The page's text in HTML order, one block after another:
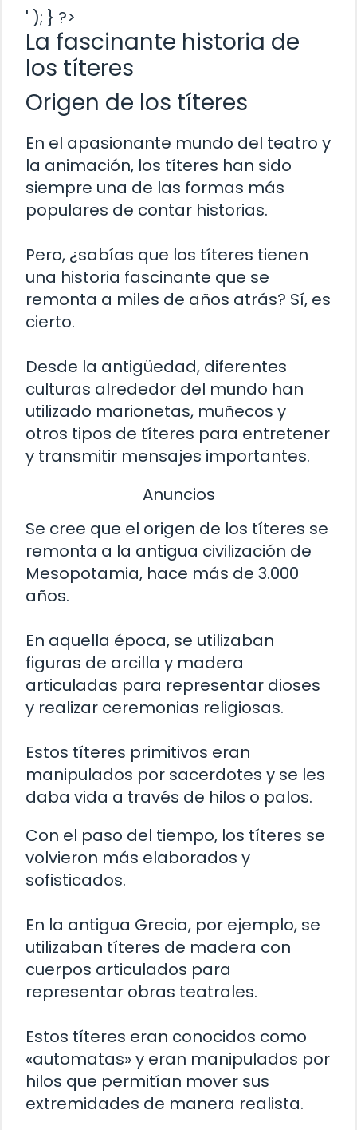
' ); } ?>
La fascinante historia de
los títeres
Origen de los títeres
En el apasionante mundo del teatro y
la animación, los títeres han sido
siempre una de las formas más
populares de contar historias.
Pero, ¿sabías que los títeres tienen
una historia fascinante que se
remonta a miles de años atrás? Sí, es
cierto.
Desde la antigüedad, diferentes
culturas alrededor del mundo han
utilizado marionetas, muñecos y
otros tipos de títeres para entretener
y transmitir mensajes importantes.
Anuncios
Se cree que el origen de los títeres se
remonta a la antigua civilización de
Mesopotamia, hace más de 3.000
años.
En aquella época, se utilizaban
figuras de arcilla y madera
articuladas para representar dioses
y realizar ceremonias religiosas.
Estos títeres primitivos eran
manipulados por sacerdotes y se les
daba vida a través de hilos o palos.
Con el paso del tiempo, los títeres se
volvieron más elaborados y
sofisticados.
En la antigua Grecia, por ejemplo, se
utilizaban títeres de madera con
cuerpos articulados para
representar obras teatrales.
Estos títeres eran conocidos como
«automatas» y eran manipulados por
hilos que permitían mover sus
extremidades de manera realista.